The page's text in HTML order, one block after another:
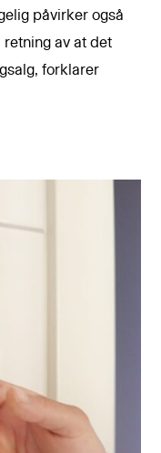
påvirker også
retning av at det
forklarer